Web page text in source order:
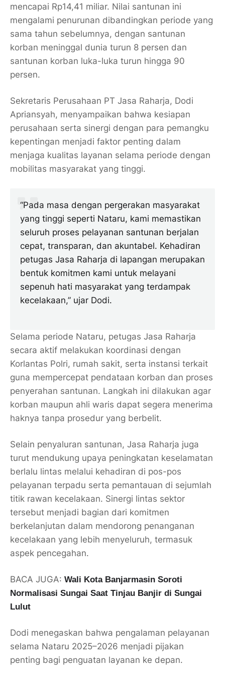
mencapai Rp14,41 miliar. Nilai santunan ini
mengalami penurunan dibandingkan periode yang
sama tahun sebelumnya, dengan santunan
korban meninggal dunia turun 8 persen dan
santunan korban luka-luka turun hingga 90
persen.
Sekretaris Perusahaan PT Jasa Raharja, Dodi
Apriansyah, menyampaikan bahwa kesiapan
perusahaan serta sinergi dengan para pemangku
kepentingan menjadi faktor penting dalam
menjaga kualitas layanan selama periode dengan
mobilitas masyarakat yang tinggi.
“Pada masa dengan pergerakan masyarakat
yang tinggi seperti Nataru, kami memastikan
seluruh proses pelayanan santunan berjalan
cepat, transparan, dan akuntabel. Kehadiran
petugas Jasa Raharja di lapangan merupakan
bentuk komitmen kami untuk melayani
sepenuh hati masyarakat yang terdampak
kecelakaan,” ujar Dodi.
Selama periode Nataru, petugas Jasa Raharja
secara aktif melakukan koordinasi dengan
Korlantas Polri, rumah sakit, serta instansi terkait
guna mempercepat pendataan korban dan proses
penyerahan santunan. Langkah ini dilakukan agar
korban maupun ahli waris dapat segera menerima
haknya tanpa prosedur yang berbelit.
Selain penyaluran santunan, Jasa Raharja juga
turut mendukung upaya peningkatan keselamatan
berlalu lintas melalui kehadiran di pos-pos
pelayanan terpadu serta pemantauan di sejumlah
titik rawan kecelakaan. Sinergi lintas sektor
tersebut menjadi bagian dari komitmen
berkelanjutan dalam mendorong penanganan
kecelakaan yang lebih menyeluruh, termasuk
aspek pencegahan.
BACA JUGA: Wali Kota Banjarmasin Soroti
Normalisasi Sungai Saat Tinjau Banjir di Sungai
Lulut
Dodi menegaskan bahwa pengalaman pelayanan
selama Nataru 2025–2026 menjadi pijakan
penting bagi penguatan layanan ke depan.